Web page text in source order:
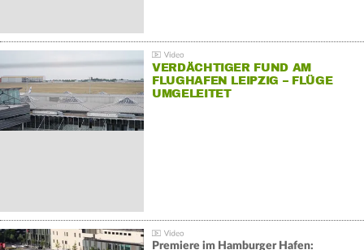
VERDÄCHTIGER FUND AM
FLUGHAFEN LEIPZIG – FLÜGE
UMGELEITET
Premiere im Hamburger Hafen: